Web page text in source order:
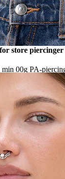
store piercinger
00g PA-
Det har utvendig
Men i denne
igjennom uten
kjøp